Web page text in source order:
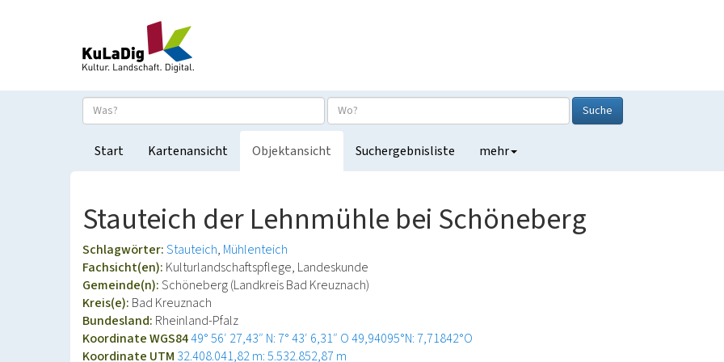
Suche
Start Kartenansicht Objektansicht Suchergebnisliste mehr
Stauteich der Lehnmühle bei Schöneberg
Schlagwörter:Stauteich Mühlenteich
Fachsicht(en): Kulturlandschaftspflege, Landeskunde
Gemeinde(n):Schöneberg (Landkreis Bad Kreuznach)
Kreis(e): Bad Kreuznach
Bundesland: Rheinland-Pfalz
Koordinate WGS8449° 56′ 27,43″ N: 7° 43′ 6,31″ O49,94095°N: 7,71842°O
Koordinate UTM 32.408.041,82 m: 5.532.852,87 m